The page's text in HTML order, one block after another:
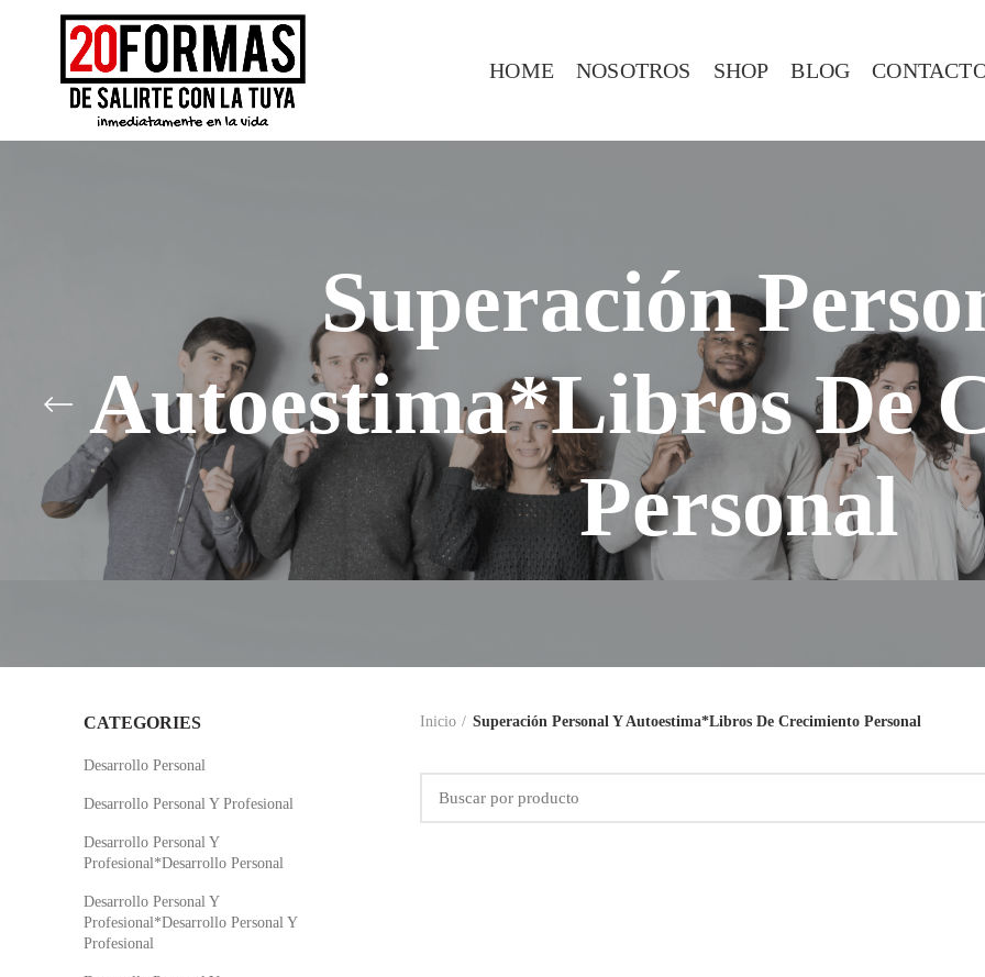
HOME NOSOTROS SHOP BLOG
Superación
Autoestima*Libros De
Personal
Inicio Superación Personal Y Autoestima*Libros De Crecimiento Personal
CATEGORIES
Desarrollo Personal
Desarrollo Personal Y Profesional
Desarrollo Personal Y
Profesional*Desarrollo Personal
Desarrollo Personal Y
Profesional*Desarrollo Personal Y
Profesional